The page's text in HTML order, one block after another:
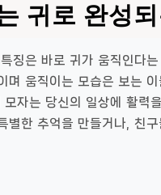
귀로 완성
징은 바로 귀가 움직인다
며 움직이는 모습은 보는
자는 당신의 일상에 활력
별한 추억을 만들거나, 친